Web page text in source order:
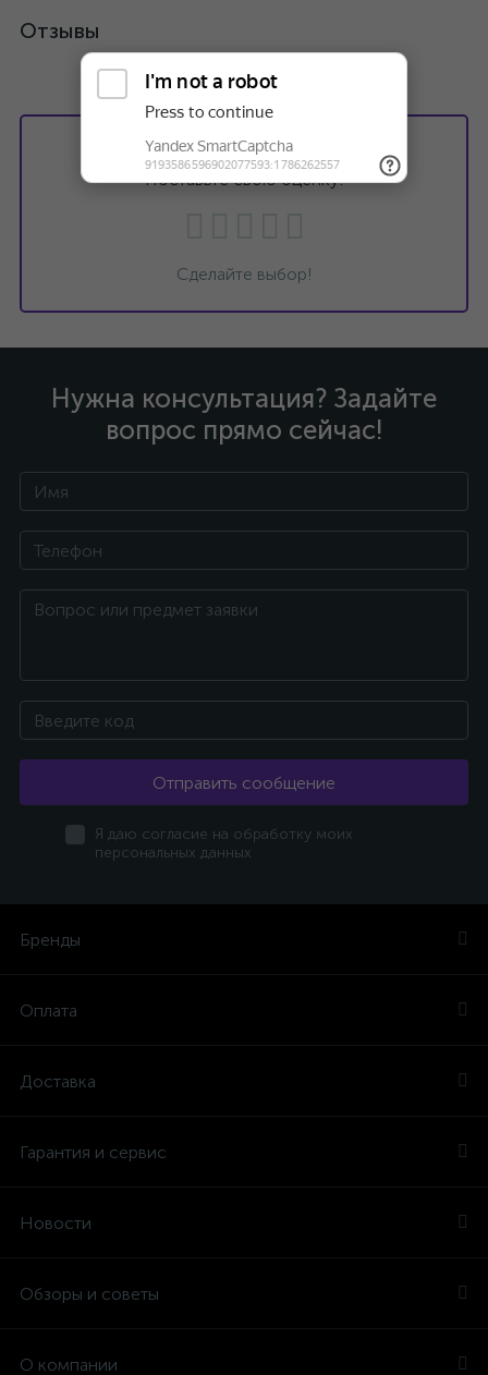
Отзывы
Хотите оставить отзыв?
Поставьте свою оценку!
Сделайте выбор!
Нужна консультация? Задайте
вопрос прямо сейчас!
Отправить сообщение
Я даю согласие на обработку моих
персональных данных
Бренды
Оплата
Доставка
Гарантия и сервис
Новости
Обзоры и советы
О компании